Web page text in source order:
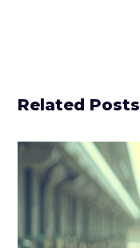
Related Posts